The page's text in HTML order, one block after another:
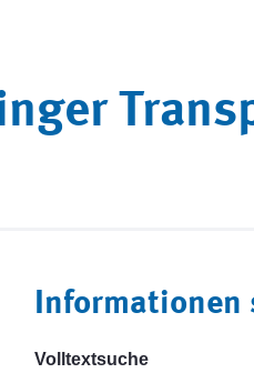
Informationen
Volltextsuche